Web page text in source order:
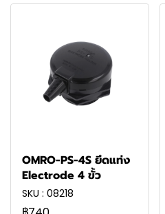
OMRO-PS-4S ยึดแท่ง
Electrode 4 ขั้ว
SKU : 08218